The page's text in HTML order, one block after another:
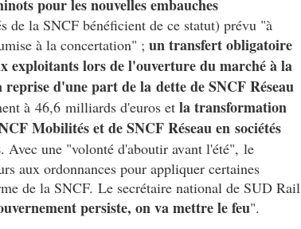
pour les nouvelles embauches
de la SNCF bénéficient de ce statut) prévu "à
à la concertation" ; un transfert obligatoire
exploitants lors de l'ouverture du marché à la
reprise d'une part de la dette de SNCF Réseau
à 46,6 milliards d'euros et la transformation
Mobilités et de SNCF Réseau en sociétés
. Avec une "volonté d'aboutir avant l'été", le
aux ordonnances pour appliquer certaines
de la SNCF. Le secrétaire national de SUD Rail
persiste, on va mettre le feu".